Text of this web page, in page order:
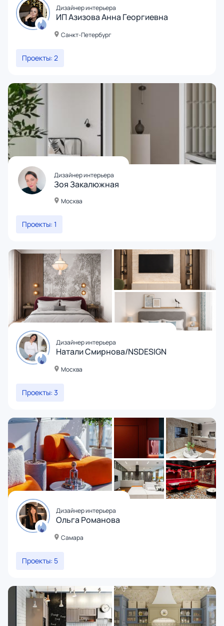
Дизайнер интерьера
ИП Азизова Анна Георгиевна
Санкт-Петербург
Проекты: 2
Дизайнер интерьера
Зоя Закалюжная
Москва
Проекты: 1
Дизайнер интерьера
Натали Смирнова/NSDESIGN
Москва
Проекты: 3
Дизайнер интерьера
Ольга Романова
Самара
Проекты: 5